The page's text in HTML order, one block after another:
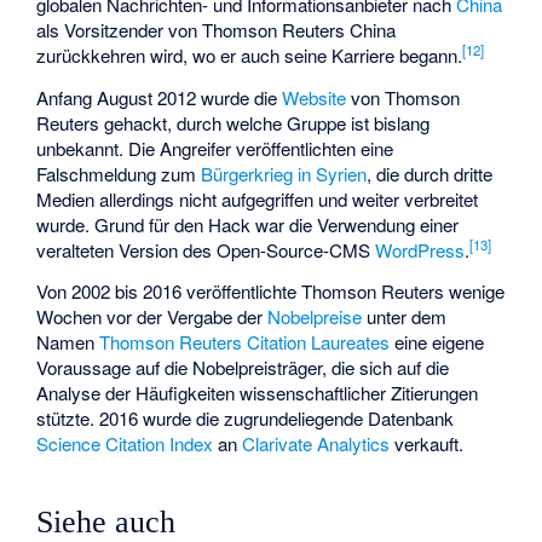
als Vorsitzender von Thomson Reuters China
zurückkehren wird, wo er auch seine Karriere begann.[12]
Anfang August 2012 wurde dieWebsitevon Thomson
Reuters gehackt, durch welche Gruppe ist bislang
unbekannt. Die Angreifer veröffentlichten eine
Falschmeldung zum Bürgerkrieg in Syrien, die durch dritte
Medien allerdings nicht aufgegriffen und weiter verbreitet
wurde. Grund für den Hack war die Verwendung einer
veralteten Version des Open-Source-CMSWordPress.[13]
Von 2002 bis 2016 veröffentlichte Thomson Reuters wenige
Wochen vor der Vergabe der Nobelpreise unter dem
NamenThomson Reuters Citation Laureates eine eigene
Voraussage auf die Nobelpreisträger, die sich auf die
Analyse der Häufigkeiten wissenschaftlicher Zitierungen
stützte. 2016 wurde die zugrundeliegende Datenbank
Science Citation Index anClarivate Analytics verkauft.
Siehe auch